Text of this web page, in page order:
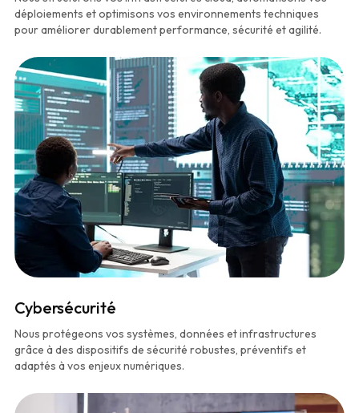
déploiements et optimisons vos environnements techniques
pour améliorer durablement performance, sécurité et agilité.
Cybersécurité
Nous protégeons vos systèmes, données et infrastructures
grâce à des dispositifs de sécurité robustes, préventifs et
adaptés à vos enjeux numériques.